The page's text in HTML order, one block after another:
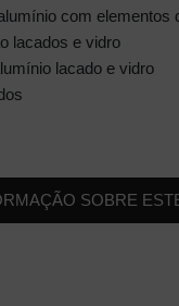
com elementos
lacados e vidro
lacado e vidro
SOBRE